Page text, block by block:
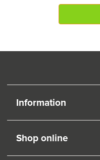
Information
Shop online